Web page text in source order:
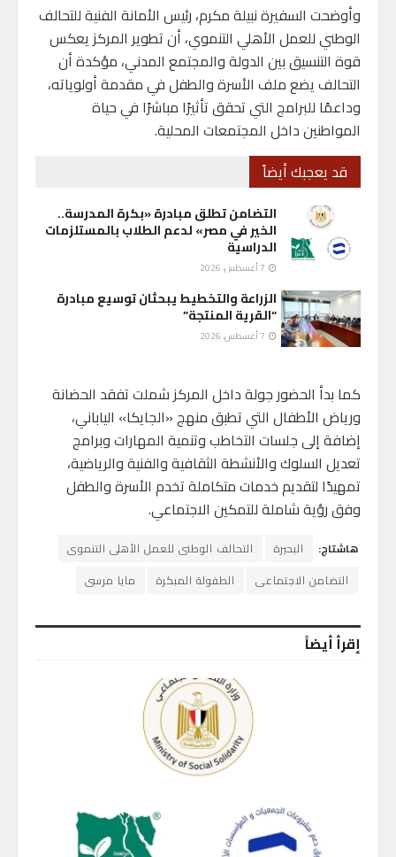
وأوضحت السفيرة نبيلة مكرم، رئيس الأمانة الفنية للتحالف
الوطني للعمل الأهلي التنموي، أن تطوير المركز يعكس
قوة التنسيق بين الدولة والمجتمع المدني، مؤكدة أن
التحالف يضع ملف الأسرة والطفل في مقدمة أولوياته،
وداعمًا للبرامج التي تحقق تأثيرًا مباشرًا في حياة
المواطنين داخل المجتمعات المحلية.
قد يعجبك أيضاً
التضامن تطلق مبادرة «بكرة المدرسة..
الخير في مصر» لدعم الطلاب بالمستلزمات
الدراسية
الزراعة والتخطيط يبحثان توسيع مبادرة
“القرية المنتجة”
كما بدأ الحضور جولة داخل المركز شملت تفقد الحضانة
ورياض الأطفال التي تطبق منهج «الجايكا» الياباني،
إضافة إلى جلسات التخاطب وتنمية المهارات وبرامج
تعديل السلوك والأنشطة الثقافية والفنية والرياضية،
تمهيدًا لتقديم خدمات متكاملة تخدم الأسرة والطفل
وفق رؤية شاملة للتمكين الاجتماعي.
هاشتاج: البحيرة
التحالف الوطنى للعمل الأهلى التنموى
التضامن الاجتماعى
الطفولة المبكرة مايا مرسى
إقرأ أيضاً